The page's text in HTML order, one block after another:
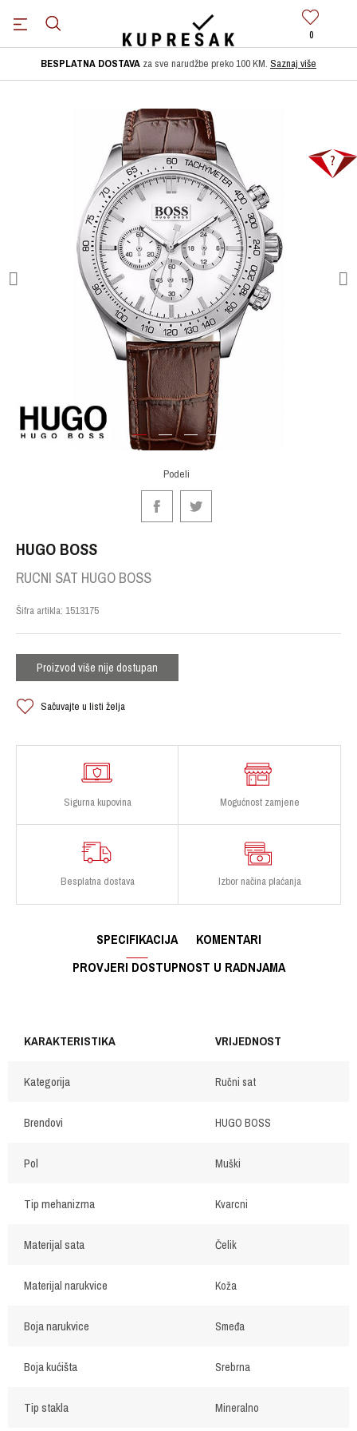
0
BESPLATNA DOSTAVA za sve narudžbe preko 100 KM. Saznaj više
1 2 3 4
Podeli
HUGO BOSS
RUCNI SAT HUGO BOSS
Šifra artikla: 1513175
Proizvod više nije dostupan
Sačuvajte u listi želja
Sigurna kupovina Mogućnost zamjene
Besplatna dostava Izbor načina plaćanja
SPECIFIKACIJA
KOMENTARI
PROVJERI DOSTUPNOST U RADNJAMA
KARAKTERISTIKA VRIJEDNOST
Kategorija Ručni sat
Brendovi HUGO BOSS
Pol Muški
Tip mehanizma Kvarcni
Materijal sata Čelik
Materijal narukvice Koža
Boja narukvice Smeđa
Boja kućišta Srebrna
Tip stakla Mineralno